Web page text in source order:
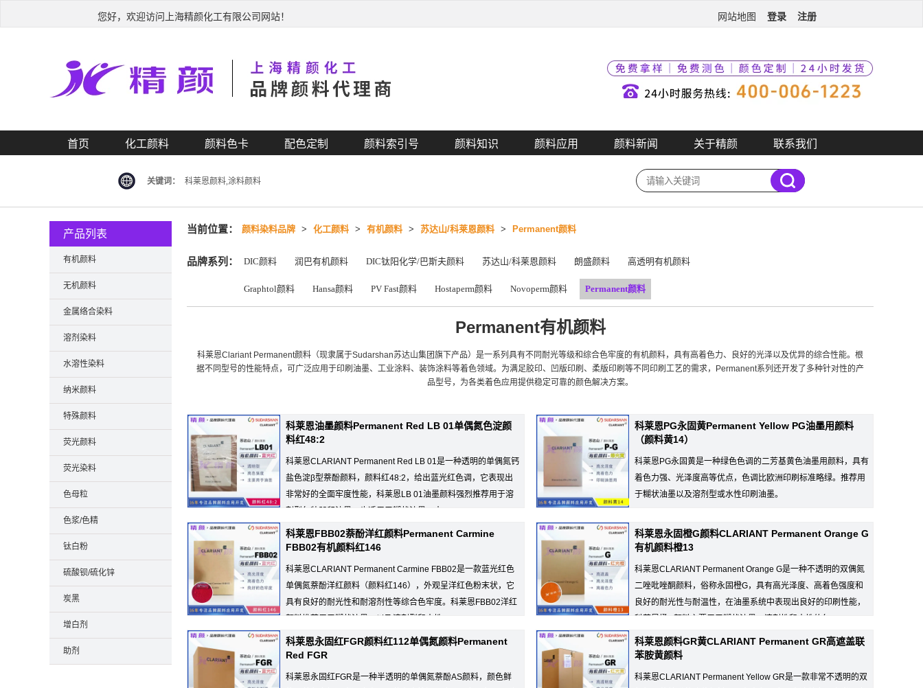
您好，欢迎访问上海精颜化工有限公司网站！ 网站地图 登录 注册
首页 化工颜料 颜料色卡 配色定制 颜料索引号 颜料知识 颜料应用 颜料新闻 关于精颜 联系我们
关键词： 科莱恩颜料,涂料颜料
当前位置： 颜料染料品牌 > 化工颜料 > 有机颜料 > 苏达山/科莱恩颜料 > Permanent颜料
品牌系列： DIC颜料 润巴有机颜料 DIC钛阳化学/巴斯夫颜料 苏达山/科莱恩颜料 朗盛颜料 高透明有机颜料
Graphtol颜料 Hansa颜料 PV Fast颜料 Hostaperm颜料 Novoperm颜料 Permanent颜料
Permanent有机颜料
科莱恩Clariant Permanent颜料（现隶属于Sudarshan苏达山集团旗下产品）是一系列具有不同耐光等级和综合色牢度的有机颜料，具有高着色力、良好的光泽以及优异的综合性能。根
据不同型号的性能特点，可广泛应用于印刷油墨、工业涂料、装饰涂料等着色领域。为满足胶印、凹版印刷、柔版印刷等不同印刷工艺的需求，Permanent系列还开发了多种针对性的产
品型号，为各类着色应用提供稳定可靠的颜色解决方案。
科莱恩油墨颜料Permanent Red LB 01单偶氮色淀颜
料红48:2
科莱恩CLARIANT Permanent Red LB 01是一种透明的单偶氮钙
盐色淀β型萘酚颜料，颜料红48:2，给出蓝光红色调，它表现出
非常好的全面牢度性能，科莱恩LB 01油墨颜料强烈推荐用于溶
科莱恩PG永固黄Permanent Yellow PG油墨用颜料
（颜料黄14）
科莱恩PG永固黄是一种绿色色调的二芳基黄色油墨用颜料，具有
着色力强、光泽度高等优点，色调比欧洲印刷标准略绿。推荐用
于糊状油墨以及溶剂型或水性印刷油墨。
科莱恩FBB02萘酚洋红颜料Permanent Carmine
FBB02有机颜料红146
科莱恩CLARIANT Permanent Carmine FBB02是一款蓝光红色
单偶氮萘酚洋红颜料（颜料红146），外观呈洋红色粉末状，它
具有良好的耐光性和耐溶剂性等综合色牢度。科莱恩FBB02洋红
科莱恩永固橙G颜料CLARIANT Permanent Orange G
有机颜料橙13
科莱恩CLARIANT Permanent Orange G是一种不透明的双偶氮
二唑吡唑酮颜料，俗称永固橙G，具有高光泽度、高着色强度和
良好的耐光性与耐温性，在油墨系统中表现出良好的印刷性能，
科莱恩永固红FGR颜料红112单偶氮颜料Permanent
Red FGR
科莱恩永固红FGR是一种半透明的单偶氮萘酚AS颜料，颜色鲜
科莱恩颜料GR黄CLARIANT Permanent GR高遮盖联
苯胺黄颜料
科莱恩CLARIANT Permanent Yellow GR是一款非常不透明的双
产品列表
有机颜料
无机颜料
金属络合染料
溶剂染料
水溶性染料
纳米颜料
特殊颜料
荧光颜料
荧光染料
色母粒
色浆/色精
钛白粉
硫酸钡/硫化锌
炭黑
增白剂
助剂